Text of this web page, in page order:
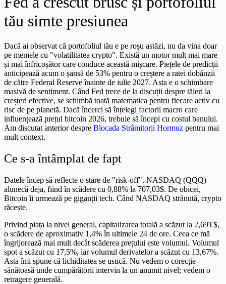
tău simte presiunea
Dacă ai observat că portofoliul tău e pe roșu astăzi, nu da vina doar
pe memele cu "volatilitatea crypto". Există un motor mult mai mare
și mai înfricoșător care conduce această mișcare. Piețele de predicții
anticipează acum o șansă de 53% pentru o creștere a ratei dobânzii
de către Federal Reserve înainte de iulie 2027. Asta e o schimbare
masivă de sentiment. Când Fed trece de la discuții despre tăieri la
creșteri efective, se schimbă toată matematica pentru fiecare activ cu
risc de pe planetă. Dacă încerci să înțelegi factorii macro care
influențează prețul bitcoin 2026, trebuie să începi cu costul banului.
Am discutat anterior despre Blocada Strâmitorii Hormuz pentru mai
mult context.
Ce s-a întâmplat de fapt
Datele încep să reflecte o stare de "risk-off". NASDAQ (QQQ)
alunecă deja, fiind în scădere cu 0,88% la 707,03$. De obicei,
Bitcoin îi urmează pe giganții tech. Când NASDAQ strănută, crypto
răcește.
Privind piața la nivel general, capitalizarea totală a scăzut la 2,69T$,
o scădere de aproximativ 1,4% în ultimele 24 de ore. Ceea ce mă
îngrijorează mai mult decât scăderea prețului este volumul. Volumul
spot a scăzut cu 17,5%, iar volumul derivatelor a scăzut cu 13,67%.
Asta îmi spune că lichiditatea se usucă. Nu vedem o corecție
sănătoasă unde cumpărătorii intervin la un anumit nivel; vedem o
retragere generală.